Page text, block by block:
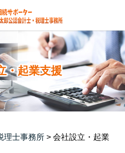
・起業支援
理士事務所 > 会社設立・起業